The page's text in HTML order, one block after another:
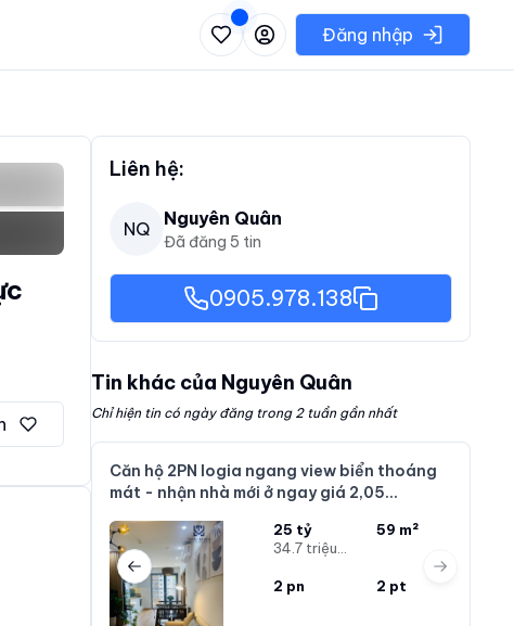
mở danh sách các khu vực có thể chọnĐăng nhập
Liên hệ:
NQ Nguyên Quân
Đã đăng 5 tin
0905.978.138
Tin khác của Nguyên Quân
Chỉ hiện tin có ngày đăng trong 2 tuần gần nhất
Căn hộ 2PN logia ngang view biển thoáng
mát - nhận nhà mới ở ngay giá 2,05
25 tỷ
59 m²
2 pn 2 pt
Previous slide Next slide